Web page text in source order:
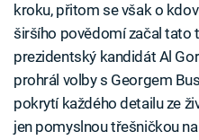
kroku, přitom se však o
širšího povědomí začal tato
prezidentský kandidát Al
prohrál volby s Georgem
pokrytí každého detailu ze
jen pomyslnou třešničkou